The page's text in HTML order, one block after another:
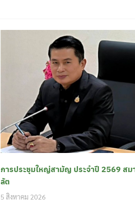
การประชุมใหญ่สามัญ ประจำปี 2569 ส
ลัต
5 สิงหาคม 2026